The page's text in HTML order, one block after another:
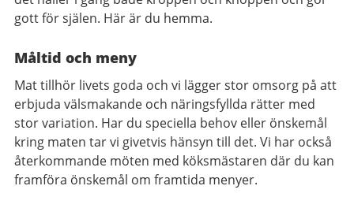
gott för själen. Här är du hemma.
Måltid och meny
Mat tillhör livets goda och vi lägger stor omsorg på att
erbjuda välsmakande och näringsfyllda rätter med
stor variation. Har du speciella behov eller önskemål
kring maten tar vi givetvis hänsyn till det. Vi har också
återkommande möten med köksmästaren där du kan
framföra önskemål om framtida menyer.